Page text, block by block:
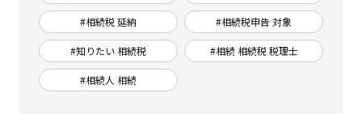
#相続税 延納 #相続税申告 対象
#知りたい 相続税 #相続 相続税 税理士
#相続人 相続